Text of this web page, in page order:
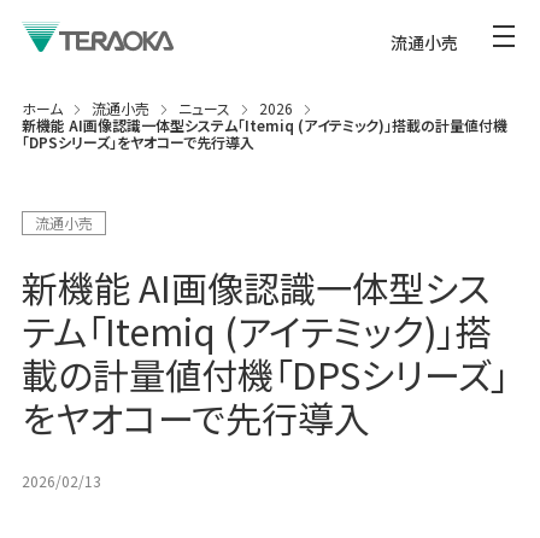
流通小売
ホーム 流通小売 ニュース
2026
新機能 AI画像認識一体型システム「Itemiq (アイテミック)」搭載の計量値付機
「DPSシリーズ」をヤオコーで先行導入
流通小売
新機能 AI画像認識一体型シス
テム「Itemiq (アイテミック)」搭
載の計量値付機「DPSシリーズ」
をヤオコーで先行導入
2026/02/13